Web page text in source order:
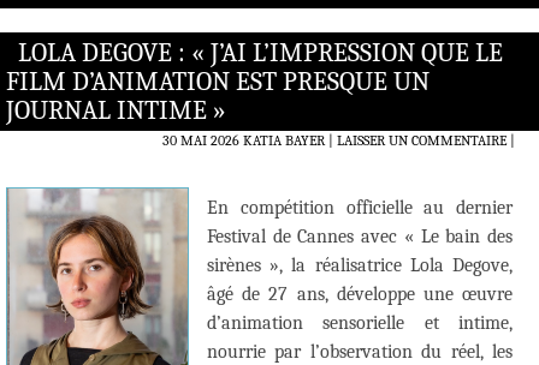
LOLA DEGOVE : « J’AI L’IMPRESSION QUE LE
FILM D’ANIMATION EST PRESQUE UN
JOURNAL INTIME »
30 MAI 2026 KATIA BAYER LAISSER UN COMMENTAIRE|
En compétition officielle au dernier
Festival de Cannes avec « Le bain des
sirènes », la réalisatrice Lola Degove,
âgé de 27 ans, développe une œuvre
d’animation sensorielle et intime,
nourrie par l’observation du réel, les